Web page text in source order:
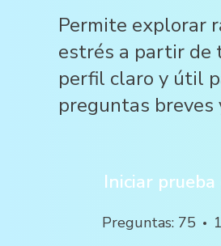
Permite explorar
estrés a partir de
perfil claro y útil
preguntas
Iniciar
Preguntas: 75